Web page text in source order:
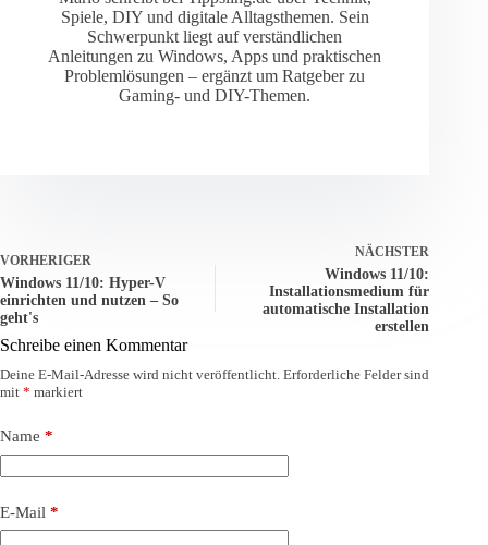
Spiele, DIY und digitale Alltagsthemen. Sein
Schwerpunkt liegt auf verständlichen
Anleitungen zu Windows, Apps und praktischen
Problemlösungen – ergänzt um Ratgeber zu
Gaming- und DIY-Themen.
VORHERIGER
Windows 11/10: Hyper-V
einrichten und nutzen – So
geht's
NÄCHSTER
Windows 11/10:
Installationsmedium für
automatische Installation
erstellen
Schreibe einen Kommentar
Deine E-Mail-Adresse wird nicht veröffentlicht. Erforderliche Felder sind
mit * markiert
Name *
E-Mail *